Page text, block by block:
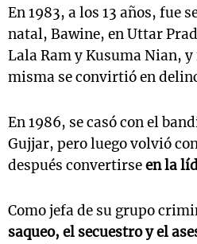
En 1983, a los 13 años, fue
natal, Bawine, en Uttar
Lala Ram y Kusuma Nian,
misma se convirtió en
En 1986, se casó con el
Gujjar, pero luego volvió
después convertirseen la
Como jefa de su grupo
saqueo, el secuestro y el